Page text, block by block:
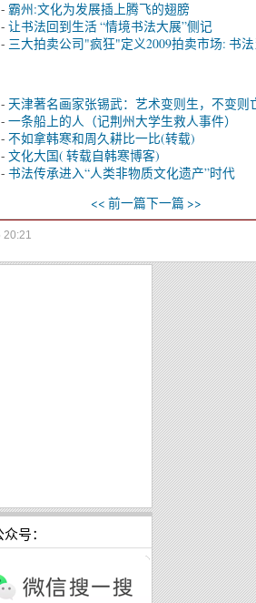
- 霸州:文化为发展插上腾飞的翅膀
让书法回到生活 “情境书法大展”侧记
三大拍卖公司"疯狂"定义2009拍卖市场: 书
天津著名画家张锡武：艺术变则生，不变则
一条船上的人（记荆州大学生救人事件）
- 不如拿韩寒和周久耕比一比(转载)
文化大国( 转载自韩寒博客)
书法传承进入“人类非物质文化遗产”时代
<< 前一篇下一篇 >>
20:21
号：